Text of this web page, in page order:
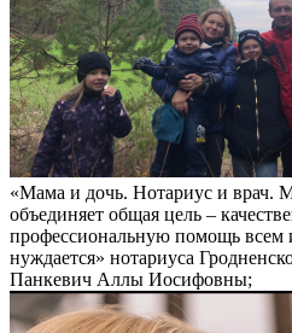
«Мама и дочь. Нотариус и врач.
объединяет общая цель –
профессиональную помощь всем
нуждается» нотариуса
Панкевич Аллы Иосифовны;